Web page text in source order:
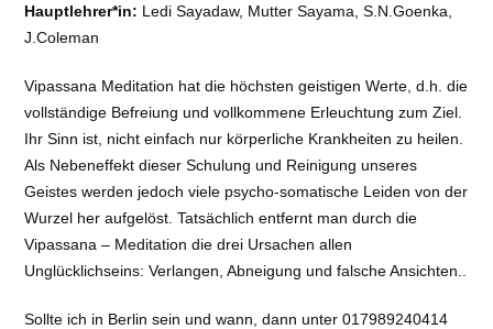
Hauptlehrer*in: Ledi Sayadaw, Mutter Sayama, S.N.Goenka,
J.Coleman
Vipassana Meditation hat die höchsten geistigen Werte, d.h. die
vollständige Befreiung und vollkommene Erleuchtung zum Ziel.
Ihr Sinn ist, nicht einfach nur körperliche Krankheiten zu heilen.
Als Nebeneffekt dieser Schulung und Reinigung unseres
Geistes werden jedoch viele psycho-somatische Leiden von der
Wurzel her aufgelöst. Tatsächlich entfernt man durch die
Vipassana – Meditation die drei Ursachen allen
Unglücklichseins: Verlangen, Abneigung und falsche Ansichten..
Sollte ich in Berlin sein und wann, dann unter 017989240414